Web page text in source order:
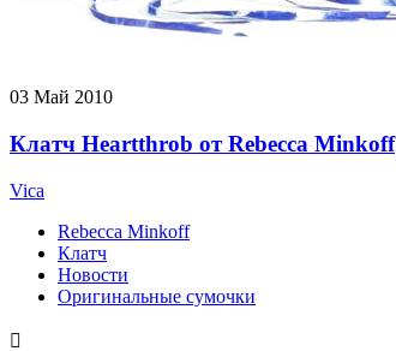
03 Май 2010
Клатч Heartthrob от Rebecca Minkoff
Vica
Rebecca Minkoff
Клатч
Новости
Оригинальные сумочки